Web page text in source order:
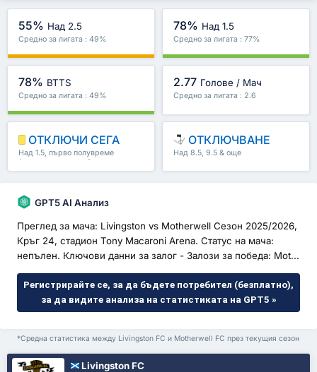
55% Над 2.5
Средно за лигата : 49%
78% Над 1.5
Средно за лигата : 77%
78% BTTS
Средно за лигата : 49%
2.77 Голове / Мач
Средно за лигата : 2.6
ОТКЛЮЧИ СЕГА
Над 1.5, първо полувреме
/второ полувреме & още
ОТКЛЮЧВАНЕ
Над 8.5, 9.5 & още
GPT5 AI Анализ
Преглед за мача: Livingston vs Motherwell Сезон 2025/2026,
Кръг 24, стадион Tony Macaroni Arena. Статус на мача:
непълен. Ключови данни за залог - Залози за победа: Mot...
Регистрирайте се, за да бъдете потребител (безплатно),
за да видите анализа на статистиката на GPT5 »
*Средна статистика между Livingston FC и Motherwell FC през текущия сезон
Livingston FC